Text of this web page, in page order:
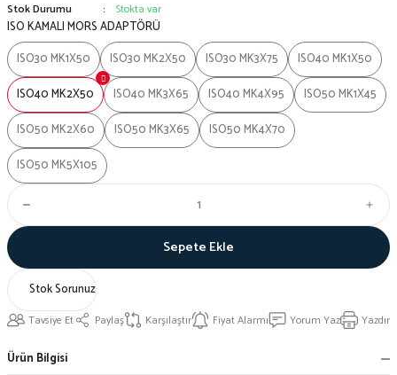
Stok Durumu
Stokta var
ISO KAMALI MORS ADAPTÖRÜ
ISO30 MK1X50
ISO30 MK2X50 ISO30 MK3X75
ISO40 MK1X50
ISO40 MK2X50
ISO40 MK3X65 ISO40 MK4X95
ISO50 MK1X45
ISO50 MK2X60
ISO50 MK3X65
ISO50 MK4X70
ISO50 MK5X105
Sepete Ekle
Stok Sorunuz
Tavsiye Et Paylaş Karşılaştır Fiyat Alarmı Yorum Yaz Yazdır
Ürün Bilgisi